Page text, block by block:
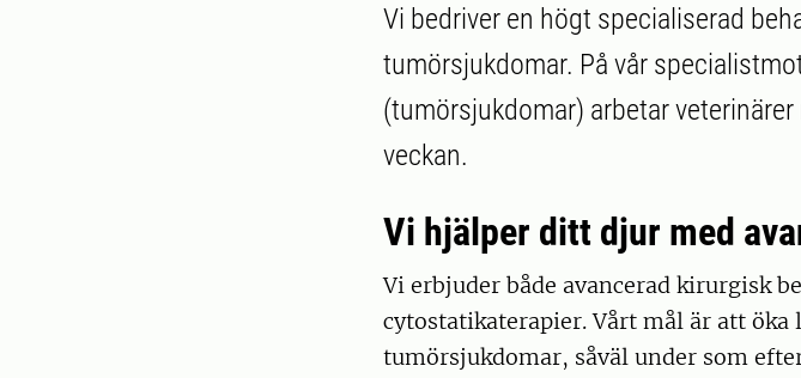
Vi bedriver en högt specialiserad
tumörsjukdomar. På vår
(tumörsjukdomar) arbetar
veckan.
Vi hjälper ditt djur med
Vi erbjuder både avancerad kirurgisk
cytostatikaterapier. Vårt mål är att
tumörsjukdomar, såväl under som